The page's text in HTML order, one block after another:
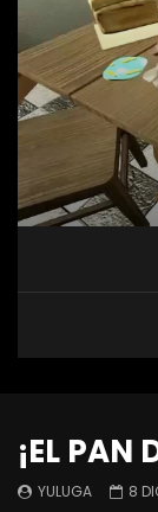
¡EL PAN
YULUGA 8